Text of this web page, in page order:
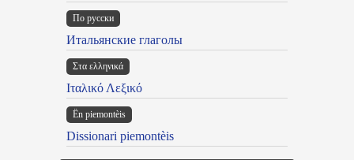
По русски
Итальянские глаголы
Στα ελληνικά
Ιταλικό Λεξικό
Ën piemontèis
Dissionari piemontèis